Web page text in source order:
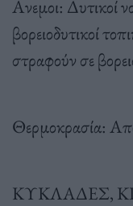
Ανεμοι: Δυτικοί
βορειοδυτικοί
στραφούν σε
Θερμοκρασία:
ΚΥΚΛΑΔΕΣ,